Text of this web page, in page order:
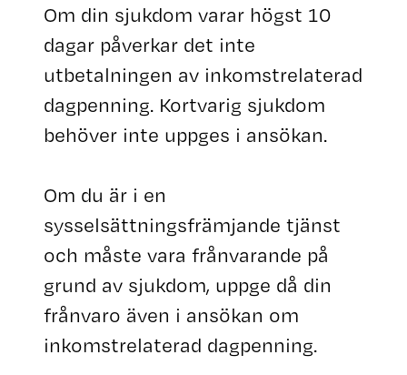
Om din sjukdom varar högst 10
dagar påverkar det inte
utbetalningen av inkomstrelaterad
dagpenning. Kortvarig sjukdom
behöver inte uppges i ansökan.
Om du är i en
sysselsättningsfrämjande tjänst
och måste vara frånvarande på
grund av sjukdom, uppge då din
frånvaro även i ansökan om
inkomstrelaterad dagpenning.